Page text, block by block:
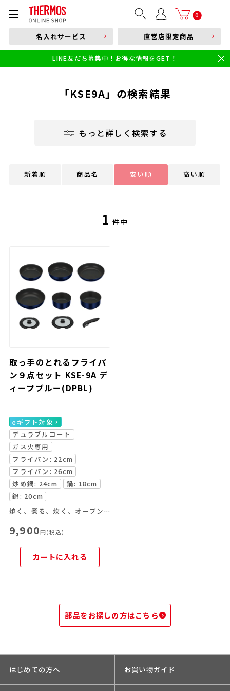
0
部品購入はこちら
本体品番やキーワードを入力
食洗機対応 新製品
幼児・園児向け水筒
名入れサービス 直営店限定商品
LINE友だち募集中！お得な情報をGET！
「KSE9A」の検索結果
もっと詳しく検索する
新着順 商品名 安い順 高い順
1 件中
取っ手のとれるフライパ
ン９点セット KSE-9A デ
ィープブルー(DPBL)
eギフト対象
デュラブルコート
ガス火専用
フライパン: 22cm
フライパン: 26cm
炒め鍋: 24cm
鍋: 18cm
鍋: 20cm
焼く、煮る、炊く、オーブン料理がこれ一つで！
9,900円(税込)
カートに入れる
部品をお探しの方はこちら
はじめての方へ お買い物ガイド